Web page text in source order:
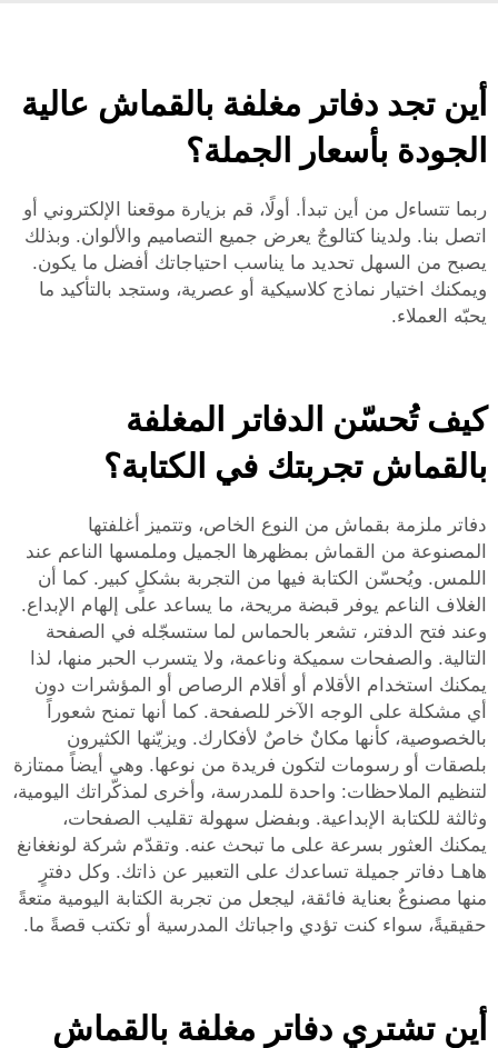
أين تجد دفاتر مغلفة بالقماش عالية
الجودة بأسعار الجملة؟
ربما تتساءل من أين تبدأ. أولًا، قم بزيارة موقعنا الإلكتروني أو
اتصل بنا. ولدينا كتالوجٌ يعرض جميع التصاميم والألوان. وبذلك
يصبح من السهل تحديد ما يناسب احتياجاتك أفضل ما يكون.
ويمكنك اختيار نماذج كلاسيكية أو عصرية، وستجد بالتأكيد ما
يحبّه العملاء.
كيف تُحسّن الدفاتر المغلفة
بالقماش تجربتك في الكتابة؟
دفاتر ملزمة بقماش من النوع الخاص، وتتميز أغلفتها
المصنوعة من القماش بمظهرها الجميل وملمسها الناعم عند
اللمس. ويُحسّن الكتابة فيها من التجربة بشكلٍ كبير. كما أن
الغلاف الناعم يوفر قبضة مريحة، ما يساعد على إلهام الإبداع.
وعند فتح الدفتر، تشعر بالحماس لما ستسجّله في الصفحة
التالية. والصفحات سميكة وناعمة، ولا يتسرب الحبر منها، لذا
يمكنك استخدام الأقلام أو أقلام الرصاص أو المؤشرات دون
أي مشكلة على الوجه الآخر للصفحة. كما أنها تمنح شعوراً
بالخصوصية، كأنها مكانٌ خاصٌ لأفكارك. ويزيّنها الكثيرون
بلصقات أو رسومات لتكون فريدة من نوعها. وهي أيضاً ممتازة
لتنظيم الملاحظات: واحدة للمدرسة، وأخرى لمذكّراتك اليومية،
وثالثة للكتابة الإبداعية. وبفضل سهولة تقليب الصفحات،
يمكنك العثور بسرعة على ما تبحث عنه. وتقدّم شركة لونغغانغ
هاهـا دفاتر جميلة تساعدك على التعبير عن ذاتك. وكل دفترٍ
منها مصنوعٌ بعناية فائقة، ليجعل من تجربة الكتابة اليومية متعةً
حقيقيةً، سواء كنت تؤدي واجباتك المدرسية أو تكتب قصةً ما.
أين تشتري دفاتر مغلفة بالقماش